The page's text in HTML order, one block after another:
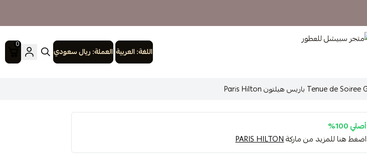
اللغة:العربية العملة:ريال سعودي
0
أصلي 100%
اضغط هنا للمزيد من ماركةPARIS HILTON